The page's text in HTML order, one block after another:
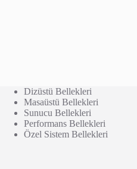
Dizüstü Bellekleri
Masaüstü Bellekleri
Sunucu Bellekleri
Performans Bellekleri
Özel Sistem Bellekleri